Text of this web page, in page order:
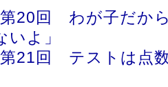
第20回 わが子だか
いよ」
第21回 テストは点